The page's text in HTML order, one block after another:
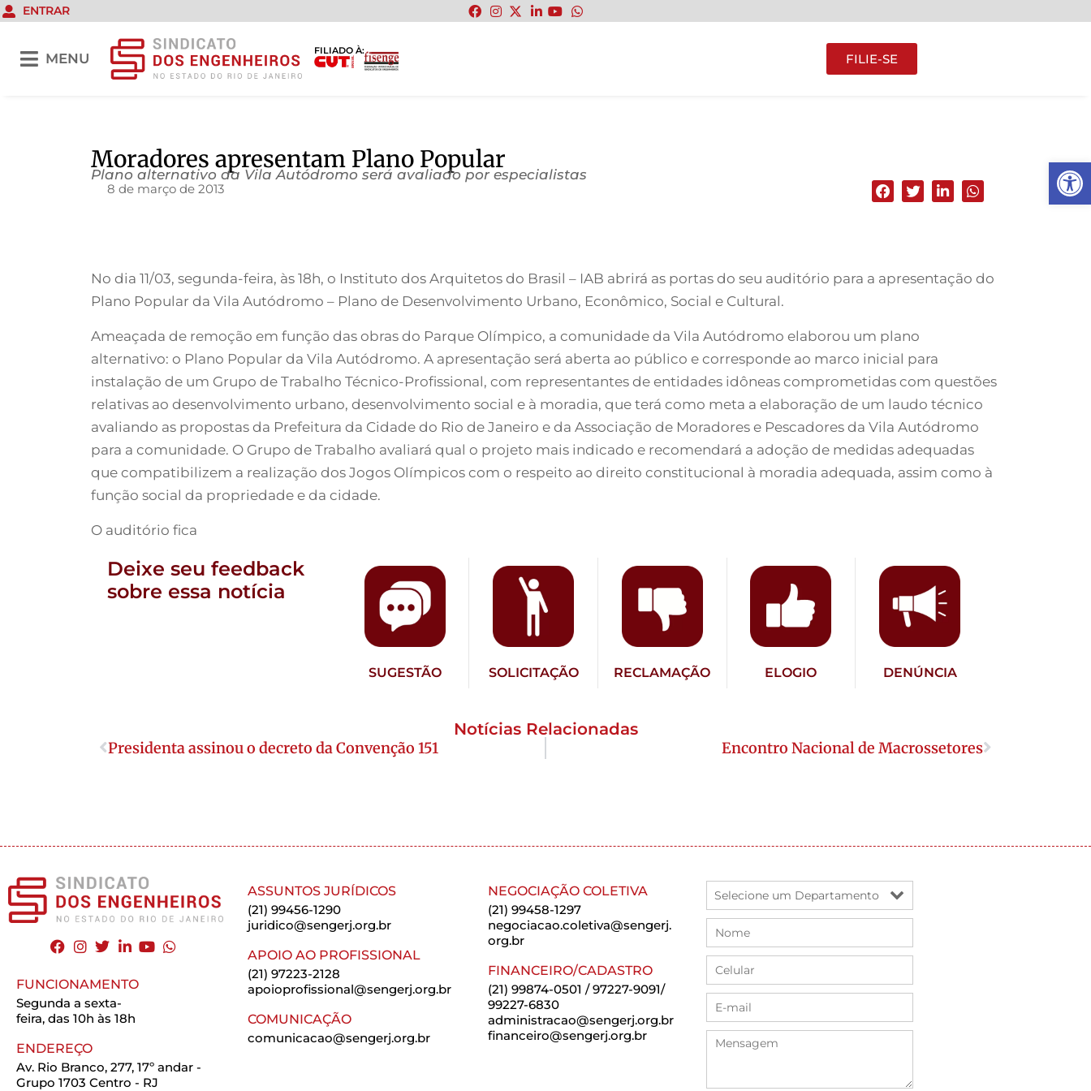
Abrir
ENTRAR
MENU
FILIADO À:
FILIE-SE
Moradores apresentam Plano Popular
Plano alternativo da Vila Autódromo será avaliado por especialistas
8 de março de 2013
No dia 11/03, segunda-feira, às 18h, o Instituto dos Arquitetos do Brasil – IAB abrirá as portas do seu auditório para a apresentação do
Plano Popular da Vila Autódromo – Plano de Desenvolvimento Urbano, Econômico, Social e Cultural.
Ameaçada de remoção em função das obras do Parque Olímpico, a comunidade da Vila Autódromo elaborou um plano
alternativo: o Plano Popular da Vila Autódromo. A apresentação será aberta ao público e corresponde ao marco inicial para
instalação de um Grupo de Trabalho Técnico-Profissional, com representantes de entidades idôneas comprometidas com questões
relativas ao desenvolvimento urbano, desenvolvimento social e à moradia, que terá como meta a elaboração de um laudo técnico
avaliando as propostas da Prefeitura da Cidade do Rio de Janeiro e da Associação de Moradores e Pescadores da Vila Autódromo
para a comunidade. O Grupo de Trabalho avaliará qual o projeto mais indicado e recomendará a adoção de medidas adequadas
que compatibilizem a realização dos Jogos Olímpicos com o respeito ao direito constitucional à moradia adequada, assim como à
função social da propriedade e da cidade.
O auditório fica
Deixe seu feedback
sobre essa notícia
SUGESTÃO SOLICITAÇÃO RECLAMAÇÃO ELOGIO DENÚNCIA
Notícias Relacionadas
Presidenta assinou o decreto da Convenção 151 Encontro Nacional de Macrossetores
FUNCIONAMENTO
Segunda a sexta-
feira, das 10h às 18h
ENDEREÇO
Av. Rio Branco, 277, 17º andar -
Grupo 1703 Centro - RJ
ASSUNTOS JURÍDICOS
(21) 99456-1290
juridico@sengerj.org.br
APOIO AO PROFISSIONAL
(21) 97223-2128
apoioprofissional@sengerj.org.br
COMUNICAÇÃO
comunicacao@sengerj.org.br
NEGOCIAÇÃO COLETIVA
(21) 99458-1297
negociacao.coletiva@sengerj.
org.br
FINANCEIRO/CADASTRO
(21) 99874-0501 / 97227-9091/
99227-6830
administracao@sengerj.org.br
financeiro@sengerj.org.br